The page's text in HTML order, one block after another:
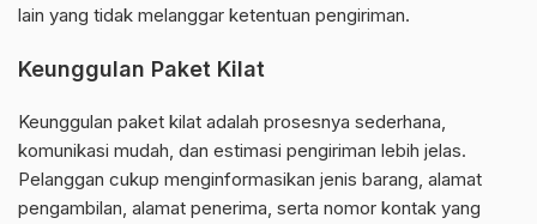
lain yang tidak melanggar ketentuan pengiriman.
Keunggulan Paket Kilat
Keunggulan paket kilat adalah prosesnya sederhana,
komunikasi mudah, dan estimasi pengiriman lebih jelas.
Pelanggan cukup menginformasikan jenis barang, alamat
pengambilan, alamat penerima, serta nomor kontak yang